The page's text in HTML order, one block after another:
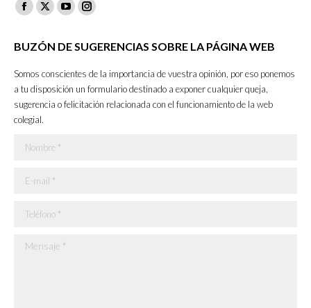
Facebook
opens
new
window
X
opens
new
window
YouTube
opens
new
window
Instagram
opens
in
new
window
BUZÓN DE SUGERENCIAS SOBRE LA PÁGINA WEB
Somos conscientes de la importancia de vuestra opinión, por eso ponemos
a tu disposición un formulario destinado a exponer cualquier queja,
sugerencia o felicitación relacionada con el funcionamiento de la web
colegial.
Nombre *
E-mail *
Teléfono *
Mensaje *